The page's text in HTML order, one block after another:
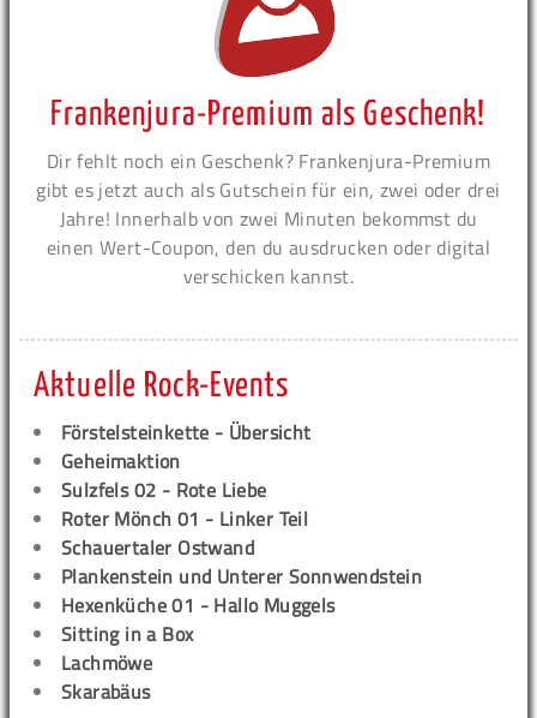
Frankenjura-Premium als Geschenk!
Dir fehlt noch ein Geschenk? Frankenjura-Premium
gibt es jetzt auch als Gutschein für ein, zwei oder drei
Jahre! Innerhalb von zwei Minuten bekommst du
einen Wert-Coupon, den du ausdrucken oder digital
verschicken kannst.
Aktuelle Rock-Events
Förstelsteinkette - Übersicht
Geheimaktion
Sulzfels 02 - Rote Liebe
Roter Mönch 01 - Linker Teil
Schauertaler Ostwand
Plankenstein und Unterer Sonnwendstein
Hexenküche 01 - Hallo Muggels
Sitting in a Box
Lachmöwe
Skarabäus